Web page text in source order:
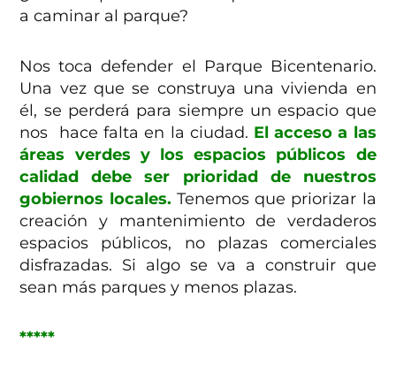
a caminar al parque?
Nos toca defender el Parque Bicentenario.
Una vez que se construya una vivienda en
él, se perderá para siempre un espacio que
nos hace falta en la ciudad. El acceso a las
áreas verdes y los espacios públicos de
calidad debe ser prioridad de nuestros
gobiernos locales. Tenemos que priorizar la
creación y mantenimiento de verdaderos
espacios públicos, no plazas comerciales
disfrazadas. Si algo se va a construir que
sean más parques y menos plazas.
*****